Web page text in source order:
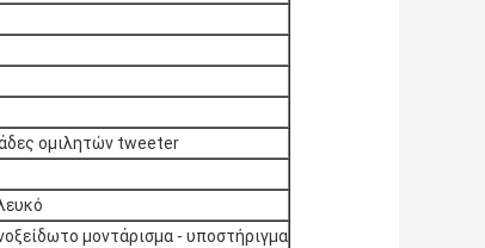
ομιλητών tweeter
μοντάρισμα - υποστήριγμα